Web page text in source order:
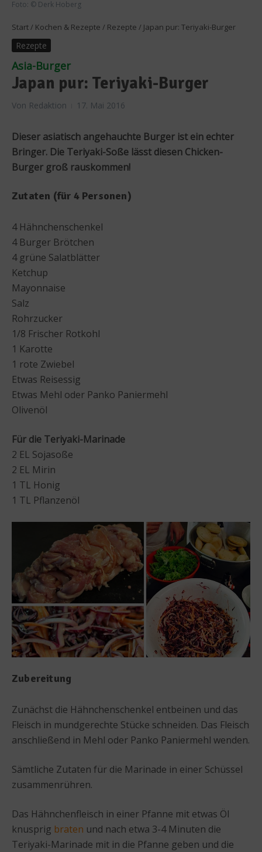
Foto: © Derk Hoberg
Start / Kochen & Rezepte / Rezepte / Japan pur: Teriyaki-Burger
Rezepte
Asia-Burger
Japan pur: Teriyaki-Burger
Von Redaktion 17. Mai 2016
Dieser asiatisch angehauchte Burger ist ein echter
Bringer. Die Teriyaki-Soße lässt diesen Chicken-
Burger groß rauskommen!
Zutaten (für 4 Personen)
4 Hähnchenschenkel
4 Burger Brötchen
4 grüne Salatblätter
Ketchup
Mayonnaise
Salz
Rohrzucker
1/8 Frischer Rotkohl
1 Karotte
1 rote Zwiebel
Etwas Reisessig
Etwas Mehl oder Panko Paniermehl
Olivenöl
Für die Teriyaki-Marinade
2 EL Sojasoße
2 EL Mirin
1 TL Honig
1 TL Pflanzenöl
Zubereitung
Zunächst die Hähnchenschenkel entbeinen und das
Fleisch in mundgerechte Stücke schneiden. Das Fleisch
anschließend in Mehl oder Panko Paniermehl wenden.
Sämtliche Zutaten für die Marinade in einer Schüssel
zusammenrühren.
Das Hähnchenfleisch in einer Pfanne mit etwas Öl
knusprig braten und nach etwa 3-4 Minuten die
Teriyaki-Marinade mit in die Pfanne geben und die